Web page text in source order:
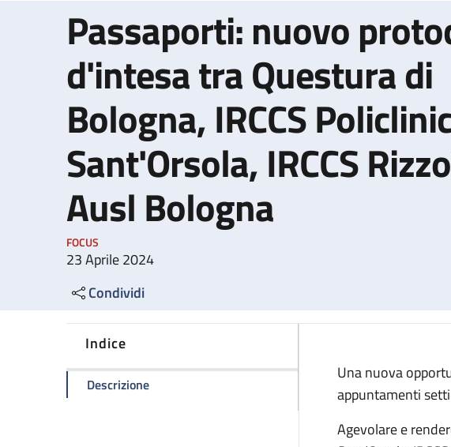
Passaporti: nuovo
d'intesa tra Questura di
Bologna, IRCCS
Sant'Orsola, IRCCS
Ausl Bologna
FOCUS
23 Aprile 2024
Condividi
Indice
Descrizionedella pagina Passaporti: nuovo protocollo d'intesa tra
Una nuova
appuntamenti
Agevolare e